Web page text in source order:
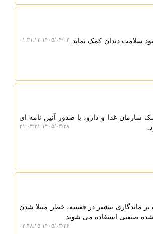
سلامت دندان کمک نماید. ۱۴۰۵/۰۴/۰۲ ۰۱:۳۱:۱۳
غذا و دارو، با صدور آئین نامه ای
۱۴۰۵/۰۳/۲۸ ۲۱:۰۴:۲۱
بر ماندگاری بیشتر در قفسه، خطر مبتلا شدن
شده صنعتی استفاده می شوند.
۱۴۰۵/۰۳/۲۶ ۰۲:۴۸:۱۵